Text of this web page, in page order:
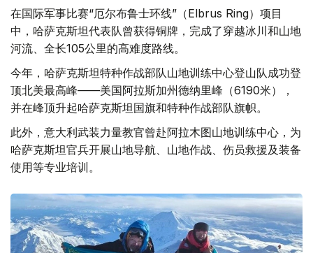
在国际军事比赛“厄尔布鲁士环线”（Elbrus Ring）项目
中，哈萨克斯坦代表队曾获得铜牌，完成了穿越冰川和山地
河流、全长105公里的高难度路线。
今年，哈萨克斯坦特种作战部队山地训练中心登山队成功登
顶北美最高峰——美国阿拉斯加州德纳里峰（6190米），
并在峰顶升起哈萨克斯坦国旗和特种作战部队旗帜。
此外，意大利武装力量教官曾赴阿拉木图山地训练中心，为
哈萨克斯坦官兵开展山地导航、山地作战、伤员救援及装备
使用等专业培训。